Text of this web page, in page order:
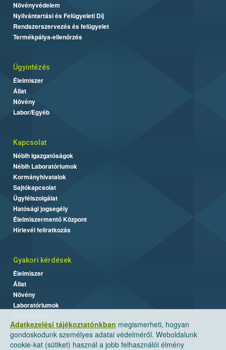
Adatkezelési tájékoztatónkban megismerheti, hogyan
gondoskodunk személyes adatai védelméről. Weboldalunk
cookie-kat (sütiket) használ a jobb felhasználói élmény
Növényvédelem
Nyilvántartási és Felügyeleti Díj
Rendszerszervezés és felügyelet
Termékpálya-ellenőrzés
Ügyintézés
Élelmiszer
Állat
Növény
Labor/Egyéb
Kapcsolat
Nébih Igazgatóságok
Nébih Laboratóriumok
Kormányhivatalok
Sajtókapcsolat
Ügyfélszolgálat
Hatósági jogsegély
Élelmiszermentő Központ
Hírlevél feliratkozás
Gyakori kérdések
Élelmiszer
Állat
Növény
Laboratóriumok